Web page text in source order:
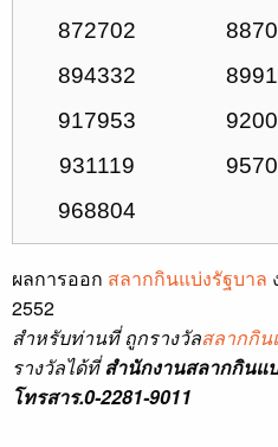
872702
894332
917953
931119
968804
ผลการออก สลากกินแบ่งรัฐบาล
2552
สำหรับท่านที่ ถูกรางวัลสลากกิน
รางวัลได้ที่สำนักงานสลากกินแ
โทรสาร.0-2281-9011